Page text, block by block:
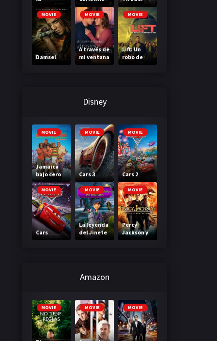
Madriguer
a MOVIE
Damsel
MOVIE
A través de
mi ventana
3: A través
MOVIE
Lift: Un
robo de
primera
Disney
MOVIE
Jamaica
bajo cero
MOVIE
Cars 3
MOVIE
Cars 2
MOVIE
Cars
MOVIE
La leyenda
del Jinete
sin cabeza
MOVIE
Percy
Jackson y
el mar de
Amazon
MOVIE MOVIE MOVIE